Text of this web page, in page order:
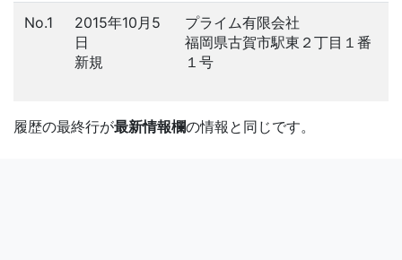
No.1
2015年10月5
日
新規
プライム有限会社
福岡県古賀市駅東２丁目１番
１号
履歴の最終行が最新情報欄の情報と同じです。